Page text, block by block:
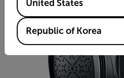
United States
Republic of Korea